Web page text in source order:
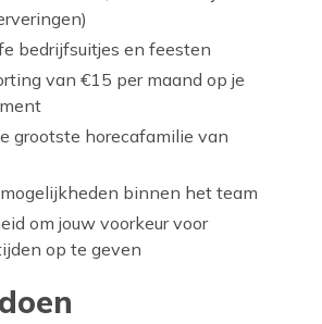
bedrijfsuitjes en feesten
van €15 per maand op je
grootste horecafamilie van
binnen het team
om jouw voorkeur voor
op te geven